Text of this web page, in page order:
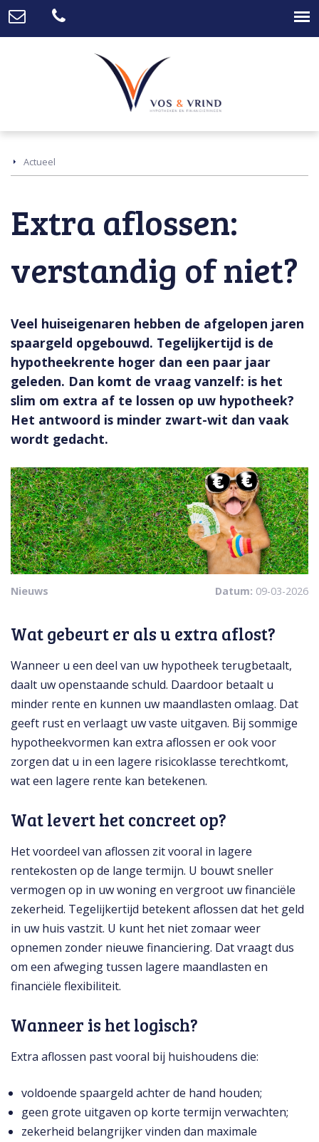
Actueel
Extra aflossen:
verstandig of niet?
Veel huiseigenaren hebben de afgelopen jaren
spaargeld opgebouwd. Tegelijkertijd is de
hypotheekrente hoger dan een paar jaar
geleden. Dan komt de vraag vanzelf: is het
slim om extra af te lossen op uw hypotheek?
Het antwoord is minder zwart-wit dan vaak
wordt gedacht.
Nieuws Datum: 09-03-2026
Wat gebeurt er als u extra aflost?
Wanneer u een deel van uw hypotheek terugbetaalt,
daalt uw openstaande schuld. Daardoor betaalt u
minder rente en kunnen uw maandlasten omlaag. Dat
geeft rust en verlaagt uw vaste uitgaven. Bij sommige
hypotheekvormen kan extra aflossen er ook voor
zorgen dat u in een lagere risicoklasse terechtkomt,
wat een lagere rente kan betekenen.
Wat levert het concreet op?
Het voordeel van aflossen zit vooral in lagere
rentekosten op de lange termijn. U bouwt sneller
vermogen op in uw woning en vergroot uw financiële
zekerheid. Tegelijkertijd betekent aflossen dat het geld
in uw huis vastzit. U kunt het niet zomaar weer
opnemen zonder nieuwe financiering. Dat vraagt dus
om een afweging tussen lagere maandlasten en
financiële flexibiliteit.
Wanneer is het logisch?
Extra aflossen past vooral bij huishoudens die:
voldoende spaargeld achter de hand houden;
geen grote uitgaven op korte termijn verwachten;
zekerheid belangrijker vinden dan maximale